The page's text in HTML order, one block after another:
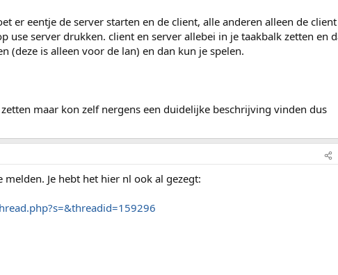
er eentje de server starten en de client, alle anderen alleen de
use server drukken. client en server allebei in je taakbalk zetten en
(deze is alleen voor de lan) en dan kun je spelen.
maar kon zelf nergens een duidelijke beschrijving vinden dus
Je hebt het hier nl ook al gezegt: